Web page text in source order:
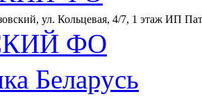
ул. Кольцевая, 4/7, 1 этаж ИП
ФО
Беларусь